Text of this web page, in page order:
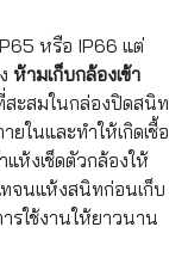
หรือ IP66 แต่
ห้ามเก็บกล้องเข้า
สะสมในกล่องปิดสนิท
ยในและทำให้เกิดเชื้อ
ห้งเช็ดตัวกล้องให้
ทจนแห้งสนิทก่อนเก็บ
รใช้งานให้ยาวนาน